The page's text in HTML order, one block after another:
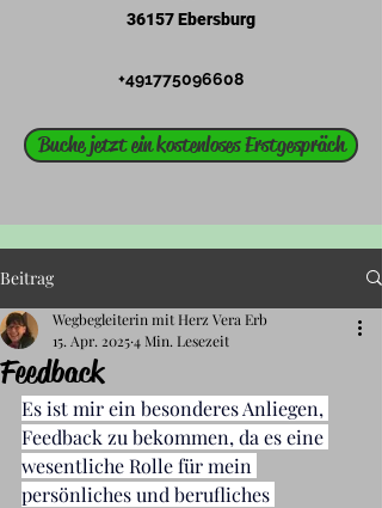
36157 Ebersburg
+491775096608
Buche jetzt ein kostenloses Erstgespräch
Beitrag
Feedback
Wegbegleiterin mit Herz Vera Erb
15. Apr. 20254 Min. Lesezeit
Es ist mir ein besonderes Anliegen,
Feedback zu bekommen, da es eine
wesentliche Rolle für mein
persönliches und berufliches